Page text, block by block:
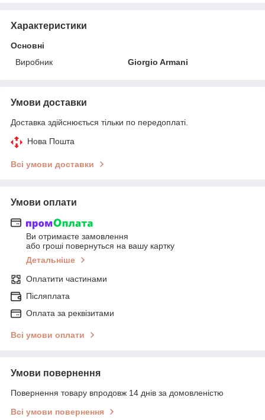
Характеристики
Основні
Виробник
Giorgio Armani
Умови доставки
Доставка здійснюється тільки по передоплаті.
Нова Пошта
Всі умови доставки
Умови оплати
Ви отримаєте замовлення
або гроші повернуться на вашу картку
Детальніше
Оплатити частинами
Післяплата
Оплата за реквізитами
Всі умови оплати
Умови повернення
Повернення товару впродовж 14 днів за домовленістю
Всі умови повернення